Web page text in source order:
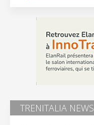
TRENITALIA NEWS